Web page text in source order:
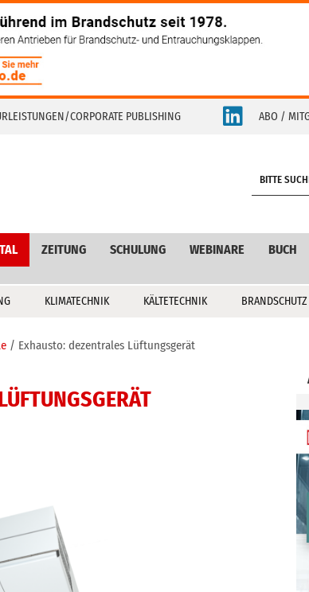
CORPORATE PUBLISHING ABO /
ZEITUNG SCHULUNG WEBINARE BUCH
KLIMATECHNIK KÄLTETECHNIK
Exhausto: dezentrales Lüftungsgerät